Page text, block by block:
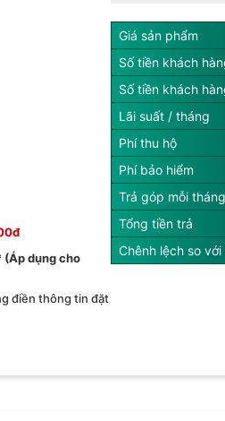
(Áp dụng cho
điền thông tin đặt
Giá sản phẩm
Số tiền khách
Số tiền khách
Lãi suất / tháng
Phí thu hộ
Phí bảo hiểm
Trả góp mỗi tháng
Tổng tiền trả
Chênh lệch so